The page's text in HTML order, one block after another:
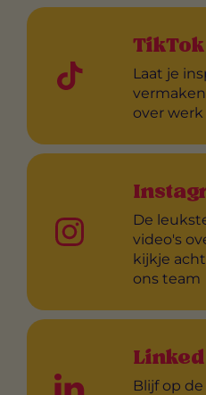
TikTok
Laat je
over werk
De
video's
kijkje
ons team
Blijf op